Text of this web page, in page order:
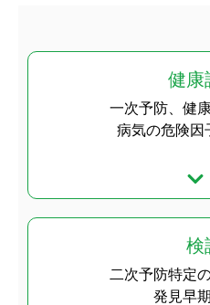
健康
一次予防、健
病気の危険因
検
二次予防特定
発見早